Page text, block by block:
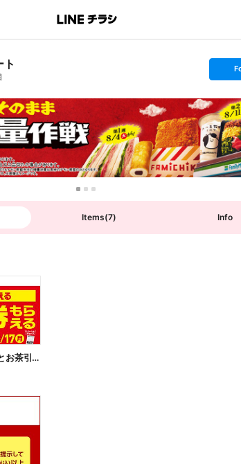
ト s
t
o
l
l
o
w
Items(7) Info
【無料引換券!】焼き麺買うとお茶引換券貰える!